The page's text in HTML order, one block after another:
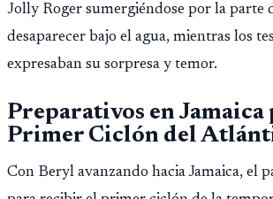
Jolly Roger sumergiéndose por la parte
desaparecer bajo el agua, mientras los
expresaban su sorpresa y temor.
Preparativos en Jamaica
Primer Ciclón del
Con Beryl avanzando hacia Jamaica, el